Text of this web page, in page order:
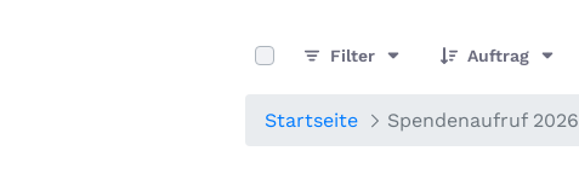
Filter
Auftrag
Startseite Spendenaufruf 2026